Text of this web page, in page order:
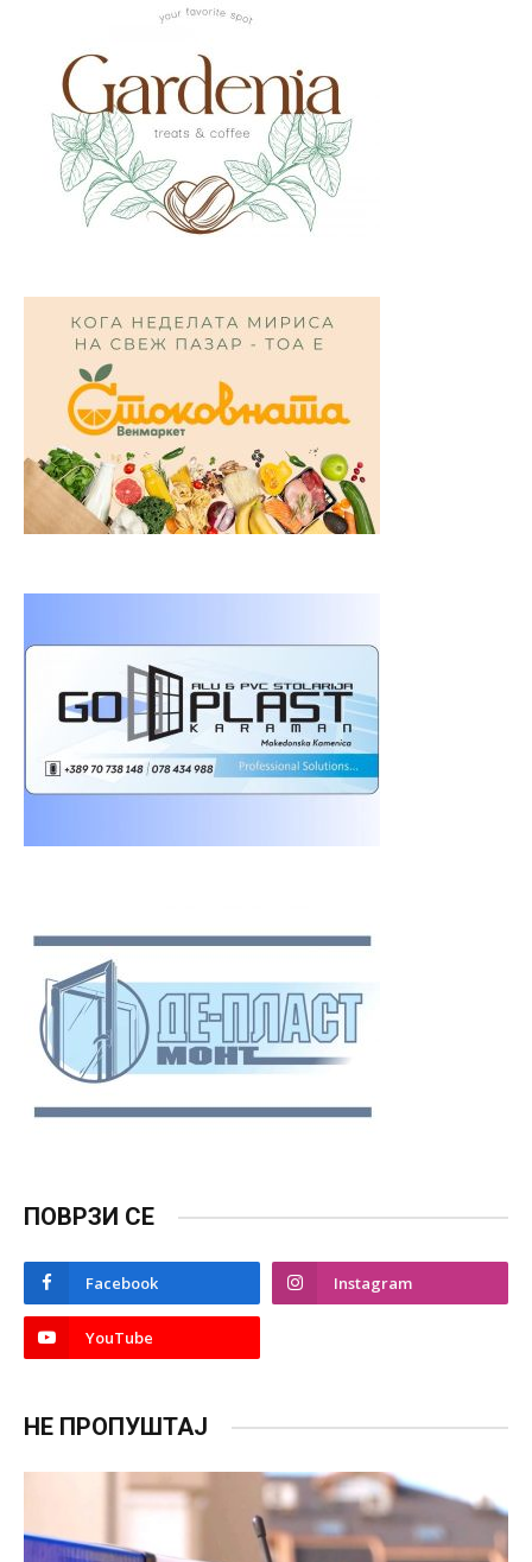
ПОВРЗИ СЕ
Facebook Instagram
YouTube
НЕ ПРОПУШТАЈ